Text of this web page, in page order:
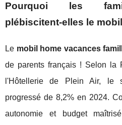
Pourquoi les
plébiscitent-elles le
Le mobil home vacances
de parents français ! Selon la
l'Hôtellerie de Plein Air, le
progressé de 8,2% en 2024.
autonomie et budget